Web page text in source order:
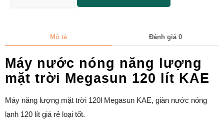
Mô tả Đánh giá 0
Máy nước nóng năng lượng
mặt trời Megasun 120 lít KAE
Máy năng lượng mặt trời 120l Megasun KAE, giàn nước nóng
lạnh 120 lít giá rẻ loại tốt.